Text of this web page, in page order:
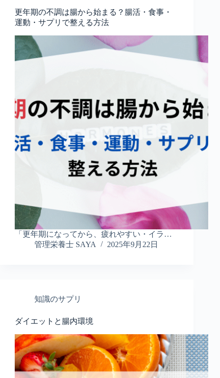
更年期の不調は腸から始まる？腸活・食事・
運動・サプリで整える方法
「更年期になってから、疲れやすい・イラ…
管理栄養士 SAYA
2025年9月22日
知識のサプリ
ダイエットと腸内環境